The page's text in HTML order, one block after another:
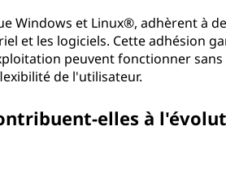
Windows et Linux®, adhèrent à
et les logiciels. Cette adhésion
peuvent fonctionner
de l'utilisateur.
elles à